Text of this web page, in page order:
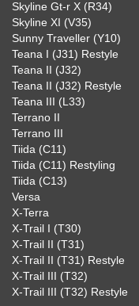
Skyline Gt-r X (R34)
Skyline XI (V35)
Sunny Traveller (Y10)
Teana I (J31) Restyle
Teana II (J32)
Teana II (J32) Restyle
Teana III (L33)
Terrano II
Terrano III
Tiida (C11)
Tiida (C11) Restyling
Tiida (C13)
Versa
X-Terra
X-Trail I (T30)
X-Trail II (T31)
X-Trail II (T31) Restyle
X-Trail III (T32)
X-Trail III (T32) Restyle